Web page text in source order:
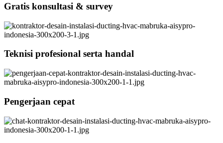
Gratis konsultasi & survey
Teknisi profesional serta handal
Pengerjaan cepat